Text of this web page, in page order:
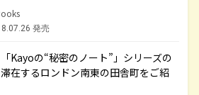
発売
Kayoの“秘密のノート”」シリーズの
在するロンドン南東の田舎町をご紹